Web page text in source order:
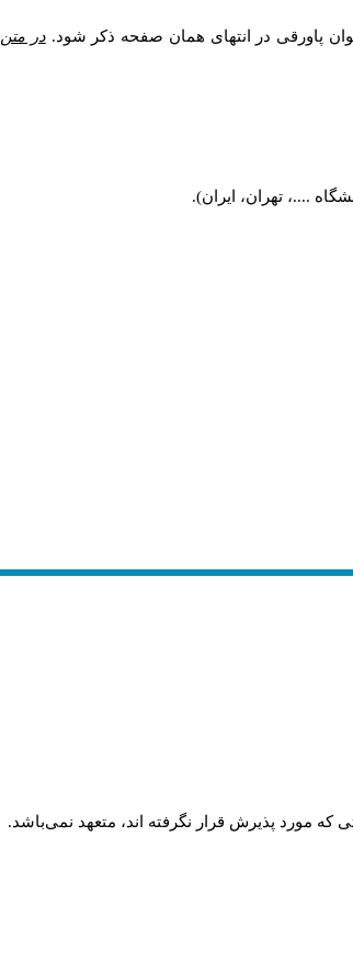
پاورقی در انتهای همان صفحه ذکر شود. در متن
....، تهران، ایران).
که مورد پذیرش قرار نگرفته اند، متعهد نمی‌باشد.